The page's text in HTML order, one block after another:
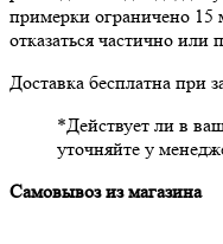
примерки ограничено
отказаться частично
Доставка бесплатна при
*Действует ли в
уточняйте у
Самовывоз из магазина